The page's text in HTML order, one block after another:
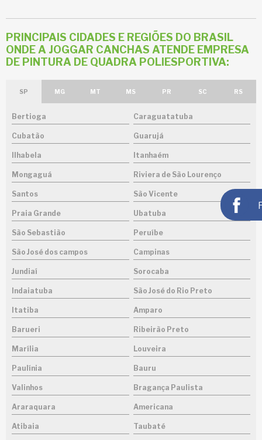
PRINCIPAIS CIDADES E REGIÕES DO BRASIL
ONDE A JOGGAR CANCHAS ATENDE EMPRESA
DE PINTURA DE QUADRA POLIESPORTIVA:
SP MG MT MS PR SC RS
Bertioga Caraguatatuba
Cubatão Guarujá
Ilhabela Itanhaém
Mongaguá Riviera de São Lourenço
Santos São Vicente
Praia Grande Ubatuba
São Sebastião Peruíbe
São José dos campos Campinas
Jundiaí Sorocaba
Indaiatuba São José do Rio Preto
Itatiba Amparo
Barueri Ribeirão Preto
Marília Louveira
Paulínia Bauru
Valinhos Bragança Paulista
Araraquara Americana
Atibaia Taubaté